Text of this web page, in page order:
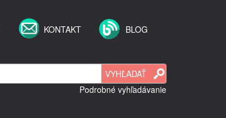
KONTAKT BLOG
Podrobné vyhľadávanie